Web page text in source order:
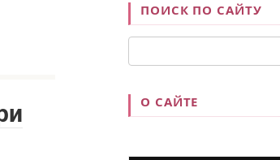
ПОИСК ПО САЙТУ
О САЙТЕ